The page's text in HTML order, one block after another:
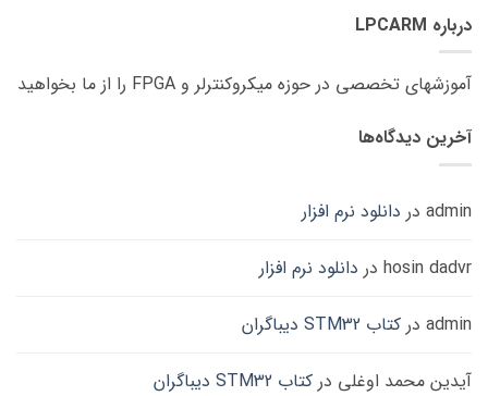
درباره LPCARM
آموزشهای تخصصی در حوزه میکروکنترلر و FPGA را از ما بخواهید
آخرین دیدگاه‌ها
admin در دانلود نرم افزار
hosin dadvr در دانلود نرم افزار
admin در کتاب STM32 دیباگران
آیدین محمد اوغلی در کتاب STM32 دیباگران